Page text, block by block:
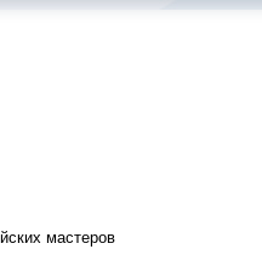
мастеров